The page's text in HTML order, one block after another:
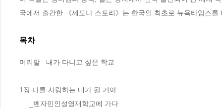
국에서 출간한 《세도나 스토리》는 한국인 최초로 뉴욕타임스
목차
머리말   내가 다니고 싶은 학교
1장 나를 사랑하는 내가 될 거야